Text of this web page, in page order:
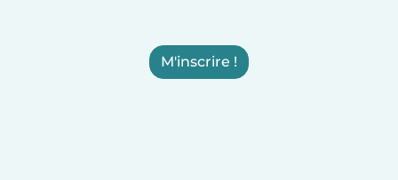
M'inscrire !